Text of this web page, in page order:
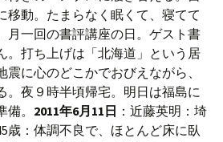
移動。たまらなく眠くて、寝てて
月一回の書評講座の日。ゲスト書
。打ち上げは「北海道」という居
に心のどこかでおびえながら、
。夜９時半頃帰宅。明日は福島に
。 2011年6月11日 ：近藤英明：埼
歳：体調不良で、ほとんど床に臥